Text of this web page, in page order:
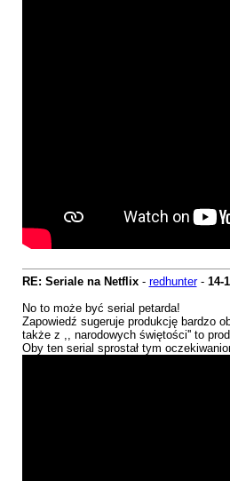
RE: Seriale na Netflix- redhunter- 14-
No to może być serial petarda!
Zapowiedź sugeruje produkcję bardzo
także z ,, narodowych świętości'' to
Oby ten serial sprostał tym